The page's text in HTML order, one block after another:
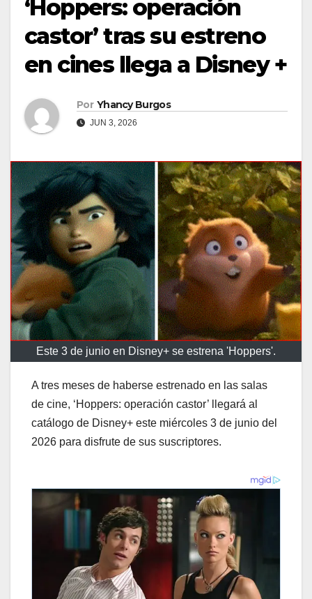
‘Hoppers: operación
castor’ tras su estreno
en cines llega a Disney +
Por Yhancy Burgos
JUN 3, 2026
Este 3 de junio en Disney+ se estrena 'Hoppers'.
A tres meses de haberse estrenado en las salas
de cine, ‘Hoppers: operación castor’ llegará al
catálogo de Disney+ este miércoles 3 de junio del
2026 para disfrute de sus suscriptores.